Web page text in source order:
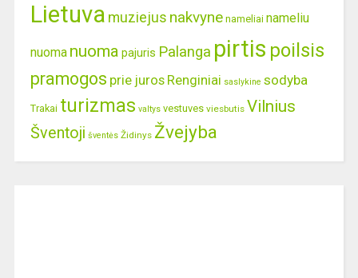
Lietuva muziejus nakvyne nameliai nameliu
nuoma nuoma pajuris Palanga pirtis poilsis
pramogos prie juros Renginiai saslykine sodyba
Trakai turizmas valtys vestuves viesbutis Vilnius
Šventoji šventės Židinys Žvejyba